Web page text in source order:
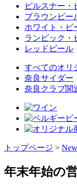
ピルスナー・
ブラウンビー
ホワイト・ビ
ランビック・
レッドビール
すべてのオリ
奈良サイダー
奈良クラブ関
トップページ >
年末年始の